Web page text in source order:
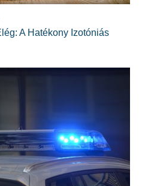
A Hatékony Izotóniás